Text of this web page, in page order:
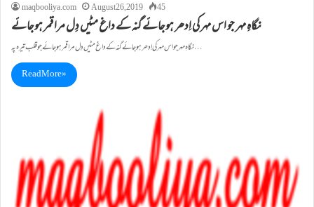
maqbooliya.com August 26, 2019 45
نگاہِ مہر جو اس مہر کی اِدھر ہوجائے گنہ کے داغ مٹیں دِل مرا قمر ہوجائے
نگاہِ مہر جو اس مہر کی اِدھر ہوجائے گنہ کے داغ مٹیں دِل مرا قمر ہوجائے جو قلب تیرہ پہ…
Read More »